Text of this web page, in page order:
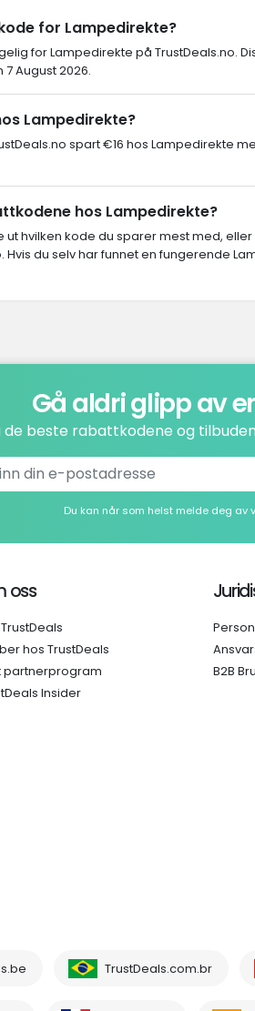
for Lampedirekte?
for Lampedirekte på TrustDeals.no.
August 2026.
Lampedirekte?
spart €16 hos Lampedirekte
hos Lampedirekte?
ut hvilken kode du sparer mest med,
du selv har funnet en fungerende
Gå aldri glipp av
beste rabattkodene og
Du kan når som helst melde deg av
oss
hos TrustDeals
partnerprogram
Insider
B2B
TrustDeals.com.br